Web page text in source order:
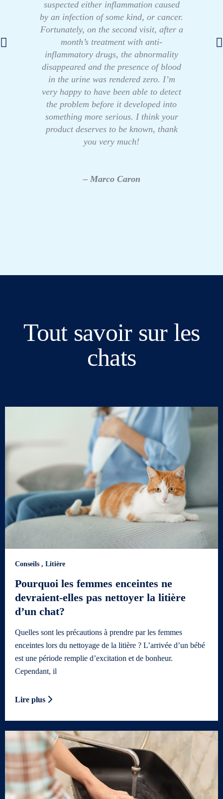
suspected either inflammation caused
by an infection of some kind, or cancer.
Fortunately, on the second visit, after a
month’s treatment with anti-
inflammatory drugs, the abnormality
disappeared and the presence of blood
in the urine was rendered zero. I’m
very happy to have been able to detect
the problem before it developed into
something more serious. I think your
product deserves to be known, thank
you very much!
– Marco Caron
Tout savoir sur les
chats
Conseils , Litière
Pourquoi les femmes enceintes ne
devraient-elles pas nettoyer la litière
d’un chat?
Quelles sont les précautions à prendre par les femmes
enceintes lors du nettoyage de la litière ? L’arrivée d’un bébé
est une période remplie d’excitation et de bonheur.
Cependant, il
Lire plus